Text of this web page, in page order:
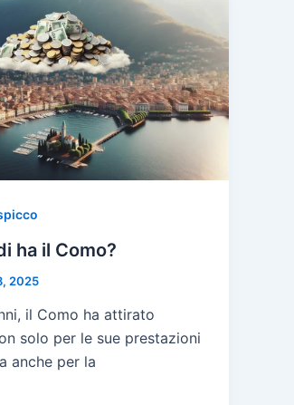
ha il Como?
2025
il Como ha attirato
solo per le sue prestazioni
anche per la